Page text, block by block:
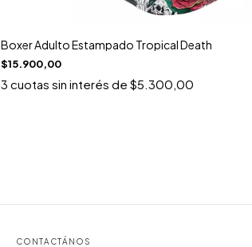
Boxer Adulto Estampado Tropical Death
$15.900,00
3 cuotas sin interés de$5.300,00
CONTACTÁNOS